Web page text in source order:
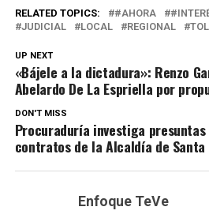
RELATED TOPICS: #AHORA
JUDICIAL
LOCAL REGIONAL
UP NEXT
«Bájele a la dictadura»: Renzo
Abelardo De La Espriella por
DON'T MISS
Procuraduría investiga presuntas
contratos de la Alcaldía de Santa
Enfoque TeVe